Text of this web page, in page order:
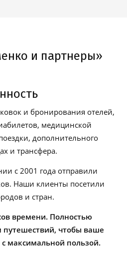
и партнеры»
и бронирования отелей,
медицинской
дополнительного
и трансфера.
с 2001 года отправили
Наши клиенты посетили
и стран.
времени. Полностью
путешествий, чтобы ваше
максимальной пользой.